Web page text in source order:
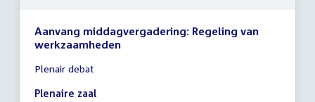
Aanvang middagvergadering: Regeling van
werkzaamheden
vergadering
14:00
Plenair debat
Plenaire zaal